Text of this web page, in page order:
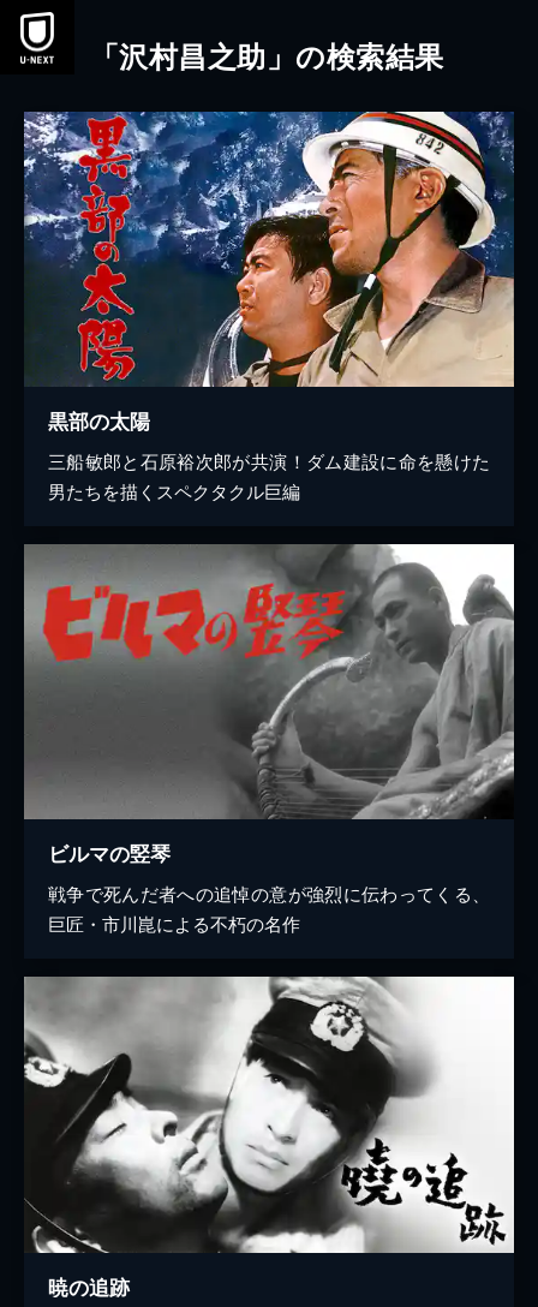
本文へスキップ
「沢村昌之助」の検索結果
黒部の太陽
三船敏郎と石原裕次郎が共演！ダム建設に命を懸けた
男たちを描くスペクタクル巨編
ビルマの竪琴
戦争で死んだ者への追悼の意が強烈に伝わってくる、
巨匠・市川崑による不朽の名作
暁の追跡